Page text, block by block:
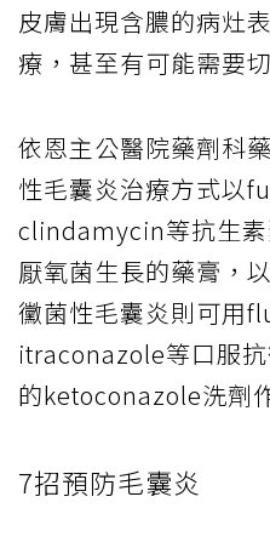
皮膚出現含膿的病灶
療，甚至有可能需要
依恩主公醫院藥劑科
性毛囊炎治療方式以
clindamycin等抗生素
厭氧菌生長的藥膏，
黴菌性毛囊炎則可用
itraconazole等口服
的ketoconazole洗劑
7招預防毛囊炎